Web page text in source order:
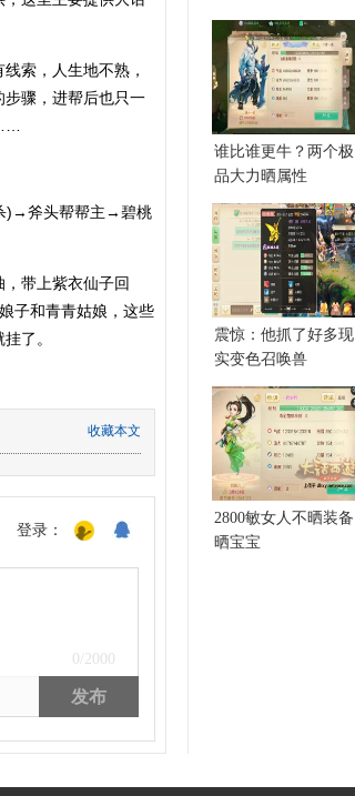
索，人生地不熟，
骤，进帮后也只一
)→斧头帮帮主→碧桃
带上紫衣仙子回
子和青青姑娘，这些
了。
收藏本文
登录：
0 /2000
发布
谁比谁更牛？两个极
品大力晒属性
震惊：他抓了好多现
实变色召唤兽
2800敏女人不晒装备
晒宝宝